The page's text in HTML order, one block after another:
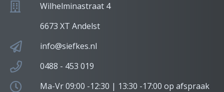
Wilhelminastraat 4
6673 XT Andelst
info@siefkes.nl
0488 - 453 019
Ma-Vr 09:00 -12:30 | 13:30 -17:00 op afspraak